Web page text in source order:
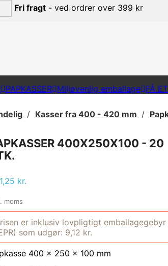
Fri fragt - ved ordrer over 399 kr
PAPKASSER Miljøvenlig emballage FÅ
Kasser fra 400 - 420 mm
400X250X100 - 20
kr.
moms
er inklusiv lovpligtigt emballagegebyr
som udgør: 9,12 kr.
400 x 250 x 100 mm